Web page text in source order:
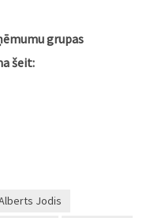
grupas
šeit:
Jodis